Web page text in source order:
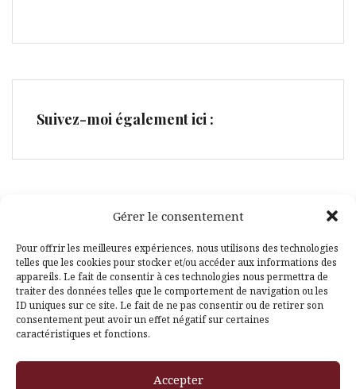
Gérer le consentement
Pour offrir les meilleures expériences, nous utilisons des technologies
telles que les cookies pour stocker et/ou accéder aux informations des
appareils. Le fait de consentir à ces technologies nous permettra de
traiter des données telles que le comportement de navigation ou les
ID uniques sur ce site. Le fait de ne pas consentir ou de retirer son
consentement peut avoir un effet négatif sur certaines
caractéristiques et fonctions.
Accepter
Suivez-moi également ici :
Facebook
Pinterest